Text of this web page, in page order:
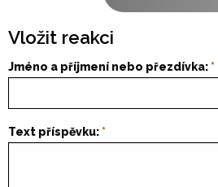
Vložit reakci
Jméno a příjmení nebo přezdívka:
Text příspěvku: